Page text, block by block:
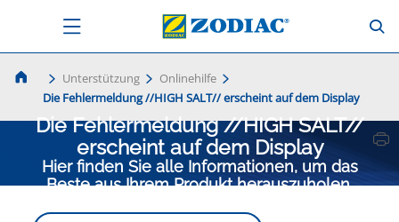
Unterstützung
Onlinehilfe
Die Fehlermeldung //HIGH SALT// erscheint auf dem Display
Die Fehlermeldung //HIGH SALT//
erscheint auf dem Display
Hier finden Sie alle Informationen, um das
Beste aus Ihrem Produkt herauszuholen.